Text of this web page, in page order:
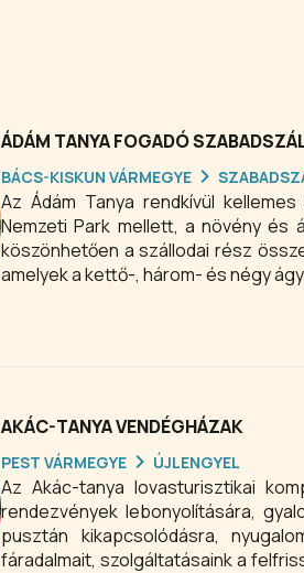
ÁDÁM TANYA FOGADÓ
BÁCS-KISKUN VÁRMEGYE
Az Ádám Tanya rendkívül
Nemzeti Park mellett, a növény és
köszönhetően a szállodai rész
amelyek a kettő-, három- és négy
AKÁC-TANYA VENDÉGHÁZAK
PEST VÁRMEGYE ÚJLENGYEL
Az Akác-tanya lovasturisztikai
rendezvények lebonyolítására,
pusztán kikapcsolódásra,
fáradalmait, szolgáltatásaink a